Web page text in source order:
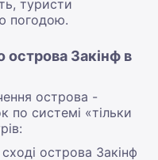
туристи
погодою.
острова Закінф в
острова -
по системі «тільки
острова Закінф